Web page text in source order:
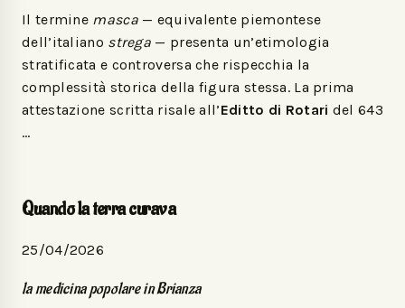
Il termine masca— equivalente piemontese
dell’italiano strega — presenta un’etimologia
stratificata e controversa che rispecchia la
complessità storica della figura stessa. La prima
attestazione scritta risale all’Editto di Rotari del 643
…
Quando la terra curava
25/04/2026
la medicina popolare in Brianza